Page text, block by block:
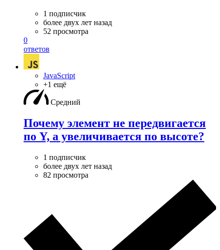
1 подписчик
более двух лет назад
52 просмотра
0
ответов
JavaScript
+1 ещё
Средний
Почему элемент не передвигается
по Y, а увеличивается по высоте?
1 подписчик
более двух лет назад
82 просмотра